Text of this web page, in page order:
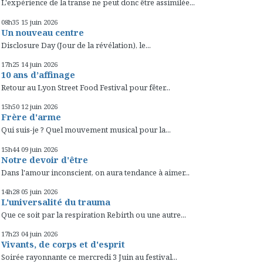
L'expérience de la transe ne peut donc être assimilée...
08h35 15 juin 2026
Un nouveau centre
Disclosure Day (Jour de la révélation), le...
17h25 14 juin 2026
10 ans d’affinage
Retour au Lyon Street Food Festival pour fêter...
15h50 12 juin 2026
Frère d'arme
Qui suis-je ? Quel mouvement musical pour la...
15h44 09 juin 2026
Notre devoir d'être
Dans l'amour inconscient, on aura tendance à aimer...
14h28 05 juin 2026
L'universalité du trauma
Que ce soit par la respiration Rebirth ou une autre...
17h23 04 juin 2026
Vivants, de corps et d'esprit
Soirée rayonnante ce mercredi 3 Juin au festival...